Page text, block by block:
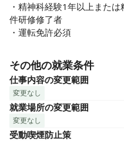
・精神科経験1年以上また
件研修修了者
・運転免許必須
その他の就業条件
仕事内容の変更範囲
変更なし
就業場所の変更範囲
変更なし
受動喫煙防止策